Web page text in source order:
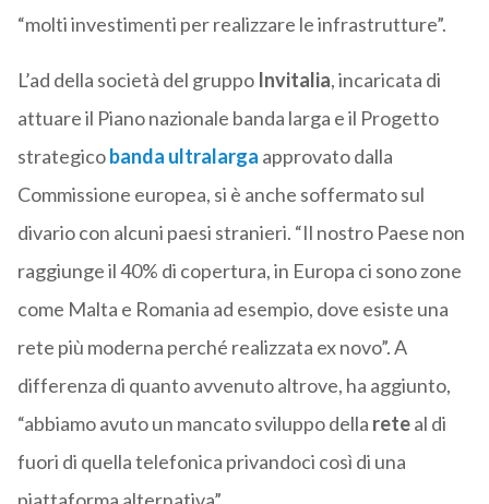
“molti investimenti per realizzare le infrastrutture”.
L’ad della società del gruppo Invitalia, incaricata di
attuare il Piano nazionale banda larga e il Progetto
strategicobanda ultralarga approvato dalla
Commissione europea, si è anche soffermato sul
divario con alcuni paesi stranieri. “Il nostro Paese non
raggiunge il 40% di copertura, in Europa ci sono zone
come Malta e Romania ad esempio, dove esiste una
rete più moderna perché realizzata ex novo”. A
differenza di quanto avvenuto altrove, ha aggiunto,
“abbiamo avuto un mancato sviluppo della reteal di
fuori di quella telefonica privandoci così di una